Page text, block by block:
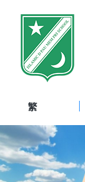
我
們
請
課
程
繁